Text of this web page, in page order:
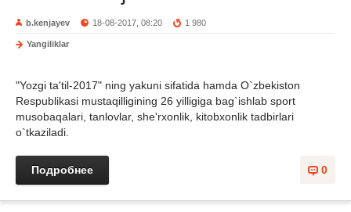
b.kenjayev 18-08-2017, 08:20 1 980
Yangiliklar
"Yozgi ta'til-2017" ning yakuni sifatida hamda O`zbekiston
Respublikasi mustaqilligining 26 yilligiga bag`ishlab sport
musobaqalari, tanlovlar, she'rxonlik, kitobxonlik tadbirlari
o`tkaziladi.
0
Подробнее